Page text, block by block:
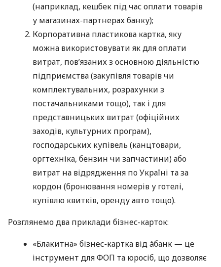
(наприклад, кешбек під час оплати товарів
у магазинах-партнерах банку);
Корпоративна пластикова картка, яку
можна використовувати як для оплати
витрат, пов’язаних з основною діяльністю
підприємства (закупівля товарів чи
комплектувальних, розрахунки з
постачальниками тощо), так і для
представницьких витрат (офіційних
заходів, культурних програм),
господарських купівель (канцтовари,
оргтехніка, бензин чи запчастини) або
витрат на відрядження по Україні та за
кордон (бронювання номерів у готелі,
купівлю квитків, оренду авто тощо).
Розглянемо два приклади бізнес-карток:
«Блакитна» бізнес-картка від àбанк — це
інструмент для ФОП та юросіб, що дозволяє